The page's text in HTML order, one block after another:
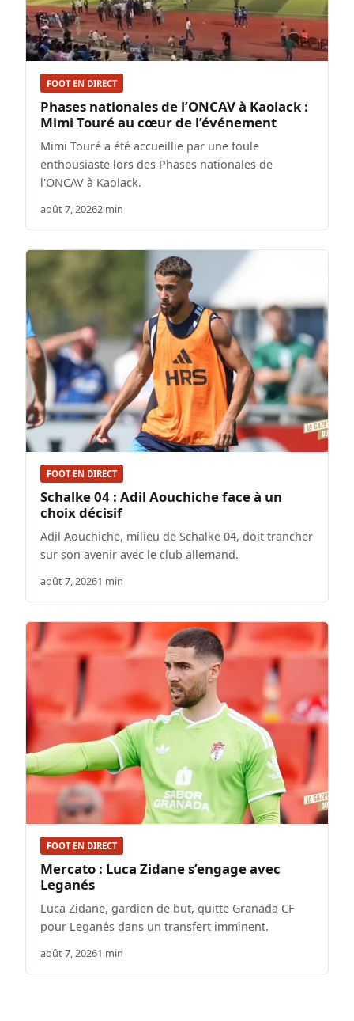
FOOT EN DIRECT
Phases nationales de l’ONCAV à Kaolack :
Mimi Touré au cœur de l’événement
Mimi Touré a été accueillie par une foule
enthousiaste lors des Phases nationales de
l'ONCAV à Kaolack.
août 7, 20262 min
FOOT EN DIRECT
Schalke 04 : Adil Aouchiche face à un
choix décisif
Adil Aouchiche, milieu de Schalke 04, doit trancher
sur son avenir avec le club allemand.
août 7, 20261 min
FOOT EN DIRECT
Mercato : Luca Zidane s’engage avec
Leganés
Luca Zidane, gardien de but, quitte Granada CF
pour Leganés dans un transfert imminent.
août 7, 20261 min